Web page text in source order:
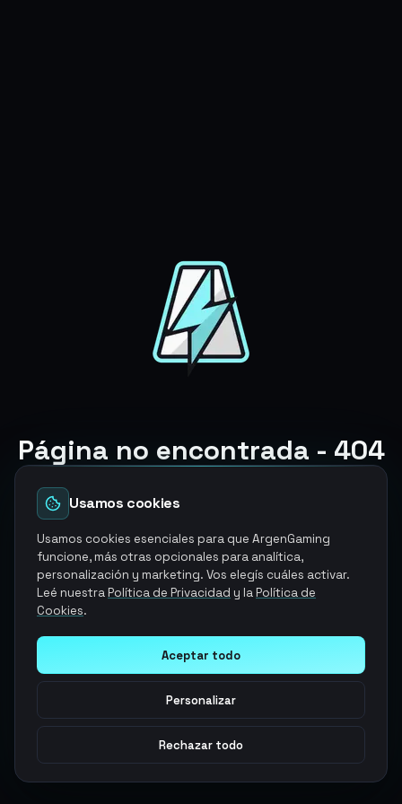
Página no encontrada - 404
esta disponible
Volver a la página de inicio
Explorar otros servicios
Usamos cookies
Usamos cookies esenciales para que ArgenGaming
funcione, más otras opcionales para analítica,
personalización y marketing. Vos elegís cuáles activar.
Leé nuestraPolítica de Privacidad y laPolítica de
Cookies.
Aceptar todo
Personalizar
Rechazar todo